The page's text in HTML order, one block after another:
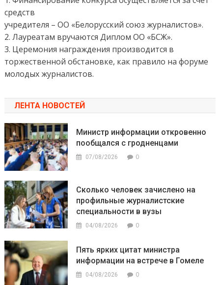
средств
учредителя – ОО «Белорусский союз журналистов».
2. Лауреатам вручаются Диплом ОО «БСЖ».
3. Церемония награждения производится в
торжественной обстановке, как правило на форуме
молодых журналистов.
ЛЕНТА НОВОСТЕЙ
Министр информации откровенно
пообщался с гродненцами
07/08/2026 0
Сколько человек зачислено на
профильные журналистские
специальности в вузы
04/08/2026 0
Пять ярких цитат министра
информации на встрече в Гомеле
04/08/2026 0